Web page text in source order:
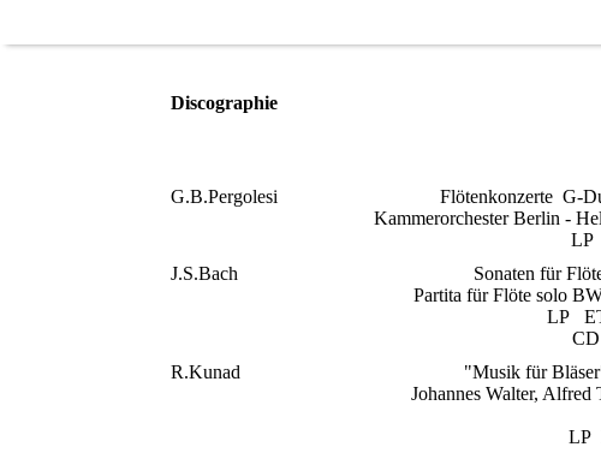
Discographie
G.B.Pergolesi
Flötenkonzerte G-
Kammerorchester Berlin -
LP
J.S.Bach
Sonaten für
Partita für Flöte solo
LP
R.Kunad
"Musik für
Johannes Walter,
LP